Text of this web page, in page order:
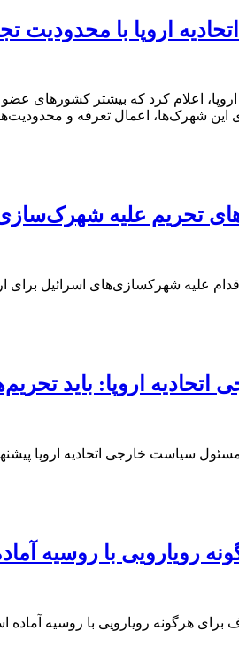
اروپا با محدودیت
اعلام کرد که بیشتر کشورهای عضو
این شهرک‌ها، اعمال تعرفه و
تحریم علیه شهرک‌ساز‌‌ی
علیه شهرکسازی‌های اسرائیل برای
اروپا: باید
سیاست خارجی اتحادیه اروپا
رویارویی با روسیه
برای هرگونه رویارویی با روسیه